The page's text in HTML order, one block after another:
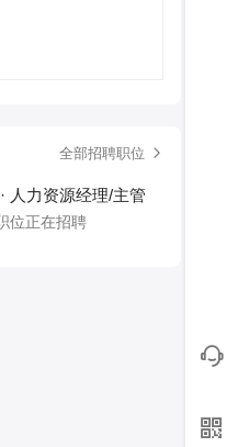
全部招聘职位
人力资源经理/主管
位正在招聘